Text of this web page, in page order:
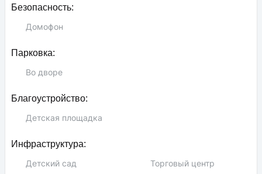
Безопасность:
Домофон
Парковка:
Во дворе
Благоустройство:
Детская площадка
Инфраструктура:
Детский сад
Торговый центр